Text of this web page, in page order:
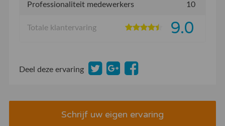
Professionaliteit medewerkers 10
Totale klantervaring 9.0
Deel deze ervaring
Schrijf uw eigen ervaring